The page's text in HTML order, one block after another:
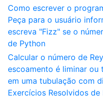
Como escrever o
Peça para o usuário
escreva "Fizz" se o
de Python
Calcular o número de
escoamento é liminar ou
em uma tubulação com
Exercícios Resolvidos de